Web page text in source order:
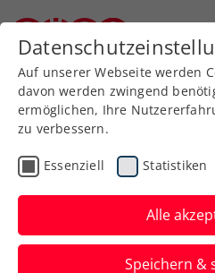
Zurück zur
Turniere
NÖ Open
EVN: Ready
Dienstag
Auf unserer Webseite werden
davon werden zwingend
ermöglichen, Ihre
zu verbessern.
Essenziell Statistiken
Alle
Speichern &